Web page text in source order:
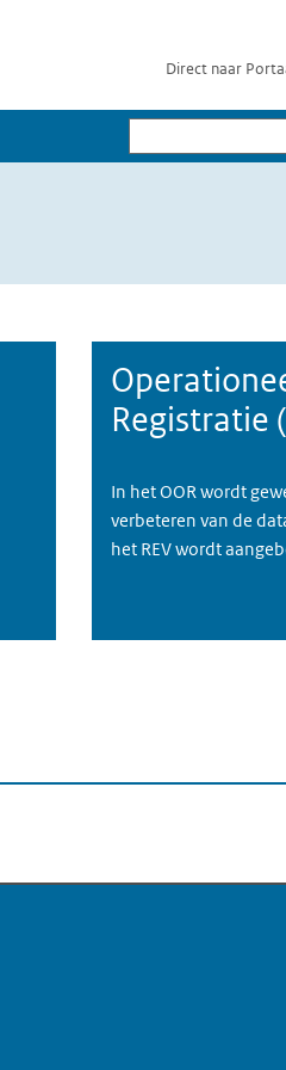
Direct naar
Zoeken
Registratie
In het OOR wordt
verbeteren van de
het REV wordt